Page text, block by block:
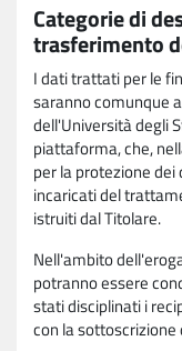
Categorie di
trasferimento
I dati trattati per le
saranno comunque
dell'Università degli
piattaforma, che,
per la protezione
incaricati del
istruiti dal Titolare.
Nell'ambito
potranno essere
stati disciplinati i
con la